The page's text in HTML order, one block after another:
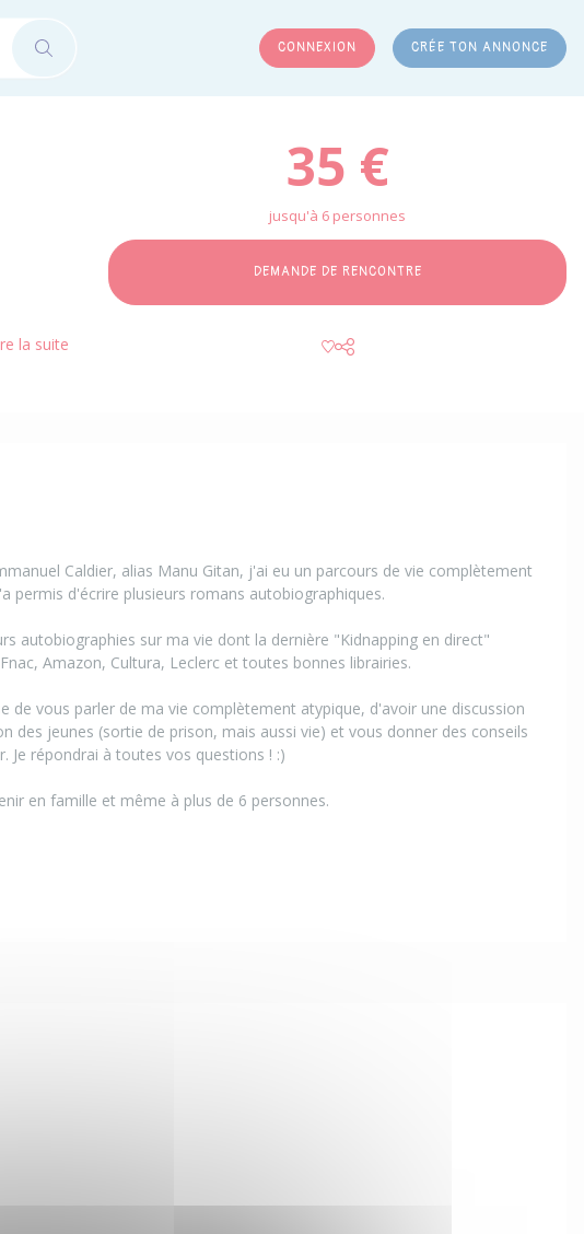
RECHERCHER CONNEXION CRÉE TON ANNONCE
la suite
35 €
jusqu'à 6 personnes
DEMANDE DE RENCONTRE
Caldier, alias Manu Gitan, j'ai eu un parcours de vie complètement
permis d'écrire plusieurs romans autobiographiques.
autobiographies sur ma vie dont la dernière "Kidnapping en direct"
Amazon, Cultura, Leclerc et toutes bonnes librairies.
de vous parler de ma vie complètement atypique, d'avoir une discussion
des jeunes (sortie de prison, mais aussi vie) et vous donner des conseils
Je répondrai à toutes vos questions ! :)
en famille et même à plus de 6 personnes.